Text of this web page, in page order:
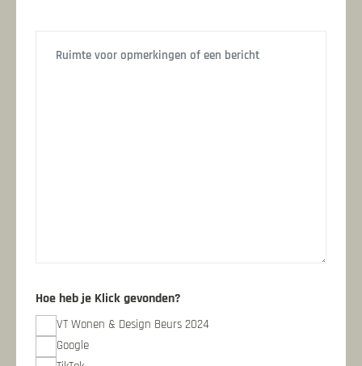
Hoe heb je Klick gevonden?
VT Wonen & Design Beurs 2024
Google